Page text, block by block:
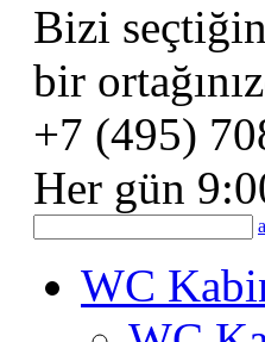
Bizi
bir
+7 (495)
Her gün
WC